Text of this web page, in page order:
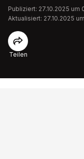
Publiziert: 27.10.2025 um
Aktualisiert: 27.10.2025
Teilen